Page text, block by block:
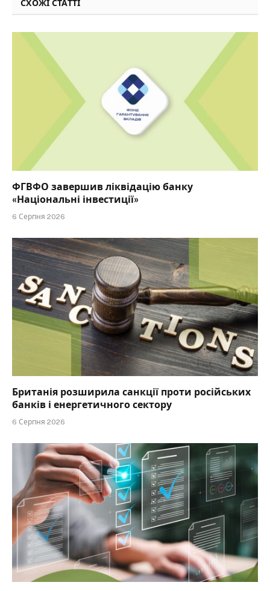
СХОЖІ СТАТТІ
ФГВФО завершив ліквідацію банку
«Національні інвестиції»
6 Серпня 2026
Британія розширила санкції проти російських
банків і енергетичного сектору
6 Серпня 2026